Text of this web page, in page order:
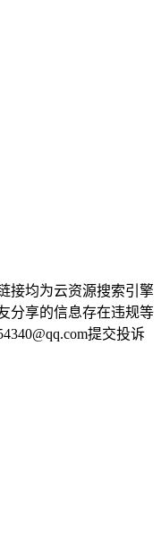
接均为云资源搜索引擎
分享的信息存在违规等
提交投诉